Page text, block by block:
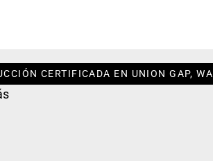
CERTIFICADA EN UNION GAP, WA